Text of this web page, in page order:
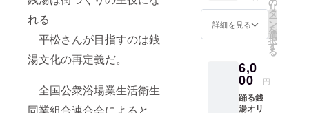
れる
平松さんが目指すのは銭
湯文化の再定義だ。
全国公衆浴場業生活衛生
同業組合連合会によると、
日ダンサー
報】として
ダンスと仕
事の両立を
目指す。
級、は
みだし
ーーー
ー ダン
サーの
根本紳
共に ２
名の
アー
ティス
曲提
供。 音
だけで
も世界
観に浸
詳細を見る
リ
タ
ー
ン
を
選
択
す
る
6,0
00 円
踊る銭
湯オリ